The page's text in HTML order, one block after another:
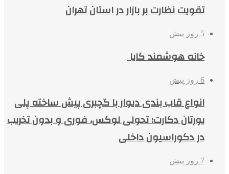
تقویت نظارت بر بازار در استان تهران
5 روز پیش
خانه هوشمند کایا
6 روز پیش
انواع قاب بندی دیوار با گچبری پیش ساخته پلی
یورتان دکارت؛ تحولی لوکس، فوری و بدون تخریب
در دکوراسیون داخلی
7 روز پیش